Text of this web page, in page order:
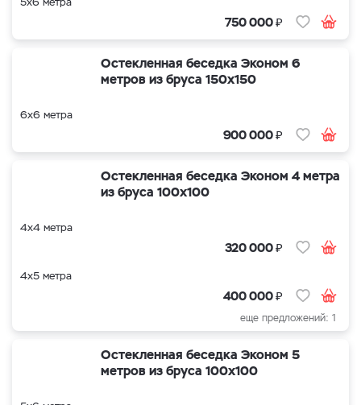
750 000₽
Остекленная беседка Эконом 6
метров из бруса 150х150
6х6 метра
900 000₽
Остекленная беседка Эконом 4 метра
из бруса 100х100
4х4 метра
320 000₽
4х5 метра
400 000₽
еще предложений: 1
Остекленная беседка Эконом 5
метров из бруса 100х100